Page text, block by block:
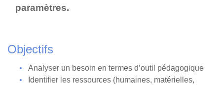
paramètres.
Objectifs
Analyser un besoin en termes d’outil pédagogique
Identifier les ressources (humaines, matérielles,